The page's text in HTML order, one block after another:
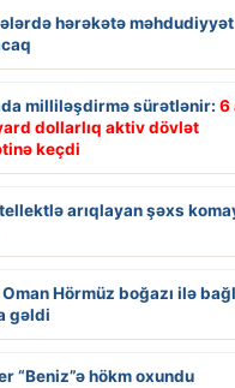
hərəkətə məhdudiyyət
milliləşdirmə sürətlənir: 6
dollarlıq aktiv dövlət
keçdi
arıqlayan şəxs
Hörmüz boğazı ilə
gəldi
“Beniz”ə hökm oxundu